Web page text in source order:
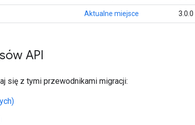
Aktualne miejsce 3.0.0
API
się z tymi przewodnikami migracji: